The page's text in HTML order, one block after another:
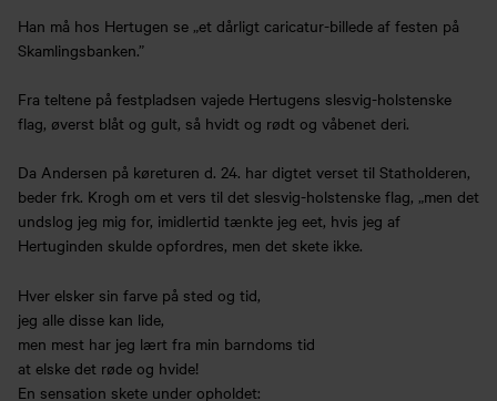
Han må hos Hertugen se „et dårligt caricatur-billede af festen på
Skamlingsbanken.”
Fra teltene på festpladsen vajede Hertugens slesvig-holstenske
flag, øverst blåt og gult, så hvidt og rødt og våbenet deri.
Da Andersen på køreturen d. 24. har digtet verset til Statholderen,
beder frk. Krogh om et vers til det slesvig-holstenske flag, „men det
undslog jeg mig for, imidlertid tænkte jeg eet, hvis jeg af
Hertuginden skulde opfordres, men det skete ikke.
Hver elsker sin farve på sted og tid,
jeg alle disse kan lide,
men mest har jeg lært fra min barndoms tid
at elske det røde og hvide!
En sensation skete under opholdet: